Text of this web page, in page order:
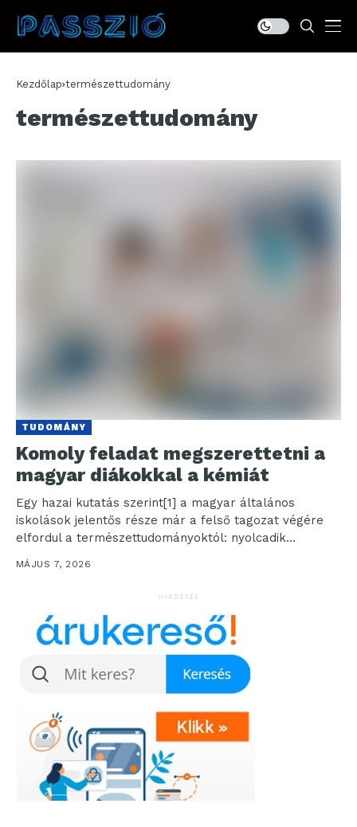
Kezdőlap természettudomány
természettudomány
TUDOMÁNY
Komoly feladat megszerettetni a
magyar diákokkal a kémiát
Egy hazai kutatás szerint[1] a magyar általános
iskolások jelentős része már a felső tagozat végére
elfordul a természettudományoktól: nyolcadik
évfolyamon a diákoknak mindössze...
MÁJUS 7, 2026
HIRDETÉS